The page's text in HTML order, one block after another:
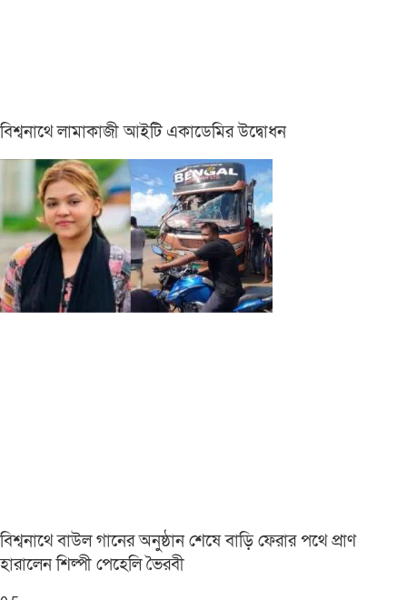
বিশ্বনাথে লামাকাজী আইটি একাডেমির উদ্বোধন
বিশ্বনাথে বাউল গানের অনুষ্ঠান শেষে বাড়ি ফেরার পথে প্রাণ
হারালেন শিল্পী পেহেলি ভৈরবী